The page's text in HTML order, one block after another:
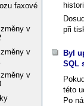
faxové
v
v
v
při
Byl
SQL
této
Po